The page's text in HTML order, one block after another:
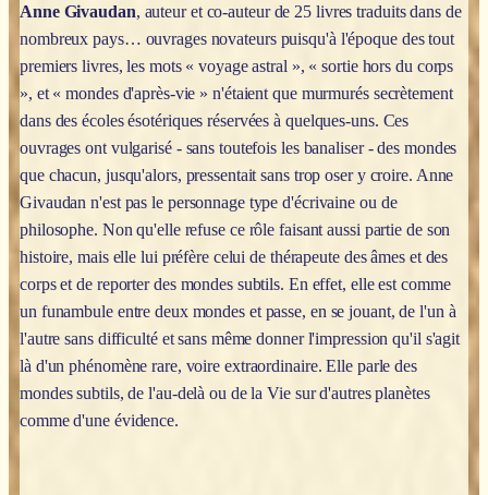
Anne Givaudan, auteur et co-auteur de 25 livres traduits dans de
nombreux pays… ouvrages novateurs puisqu'à l'époque des tout
premiers livres, les mots « voyage astral », « sortie hors du corps
», et « mondes d'après-vie » n'étaient que murmurés secrètement
dans des écoles ésotériques réservées à quelques-uns. Ces
ouvrages ont vulgarisé - sans toutefois les banaliser - des mondes
que chacun, jusqu'alors, pressentait sans trop oser y croire. Anne
Givaudan n'est pas le personnage type d'écrivaine ou de
philosophe. Non qu'elle refuse ce rôle faisant aussi partie de son
histoire, mais elle lui préfère celui de thérapeute des âmes et des
corps et de reporter des mondes subtils. En effet, elle est comme
un funambule entre deux mondes et passe, en se jouant, de l'un à
l'autre sans difficulté et sans même donner l'impression qu'il s'agit
là d'un phénomène rare, voire extraordinaire. Elle parle des
mondes subtils, de l'au-delà ou de la Vie sur d'autres planètes
comme d'une évidence.